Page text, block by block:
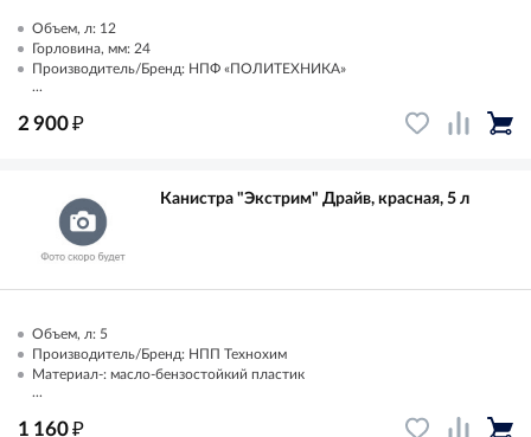
Объем, л: 12
Горловина, мм: 24
Производитель/Бренд: НПФ «ПОЛИТЕХНИКА»
...
2 900₽
Канистра "Экстрим" Драйв, красная, 5 л
Объем, л: 5
Производитель/Бренд: НПП Технохим
Материал-: масло-бензостойкий пластик
...
1 160₽